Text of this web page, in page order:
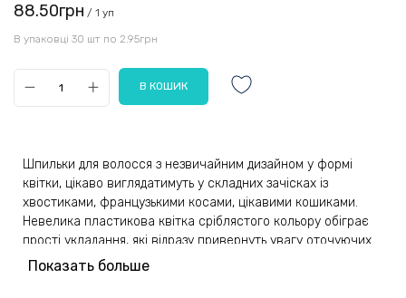
88.50грн / 1 уп
В упаковці 30 шт по 2.95грн
Шпильки для волосся з незвичайним дизайном у формі
квітки, цікаво виглядатимуть у складних зачісках із
хвостиками, французькими косами, цікавими кошиками.
Невелика пластикова квітка сріблястого кольору обіграє
прості укладання, які відразу привернуть увагу оточуючих.
Власниці довгого та середнього волосся гідно оцінять
Показать больше